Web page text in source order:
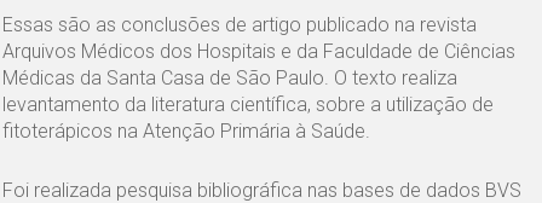
Essas são as conclusões de artigo publicado na revista
Arquivos Médicos dos Hospitais e da Faculdade de Ciências
Médicas da Santa Casa de São Paulo. O texto realiza
levantamento da literatura científica, sobre a utilização de
fitoterápicos na Atenção Primária à Saúde.
Foi realizada pesquisa bibliográfica nas bases de dados BVS